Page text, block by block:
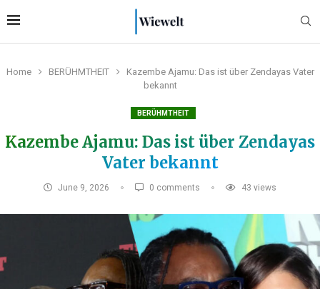
Home BERÜHMTHEIT
Kazembe Ajamu: Das ist über Zendayas Vater
bekannt
BERÜHMTHEIT
Kazembe Ajamu: Das ist über Zendayas
Vater bekannt
June 9, 2026 0 comments 43 views